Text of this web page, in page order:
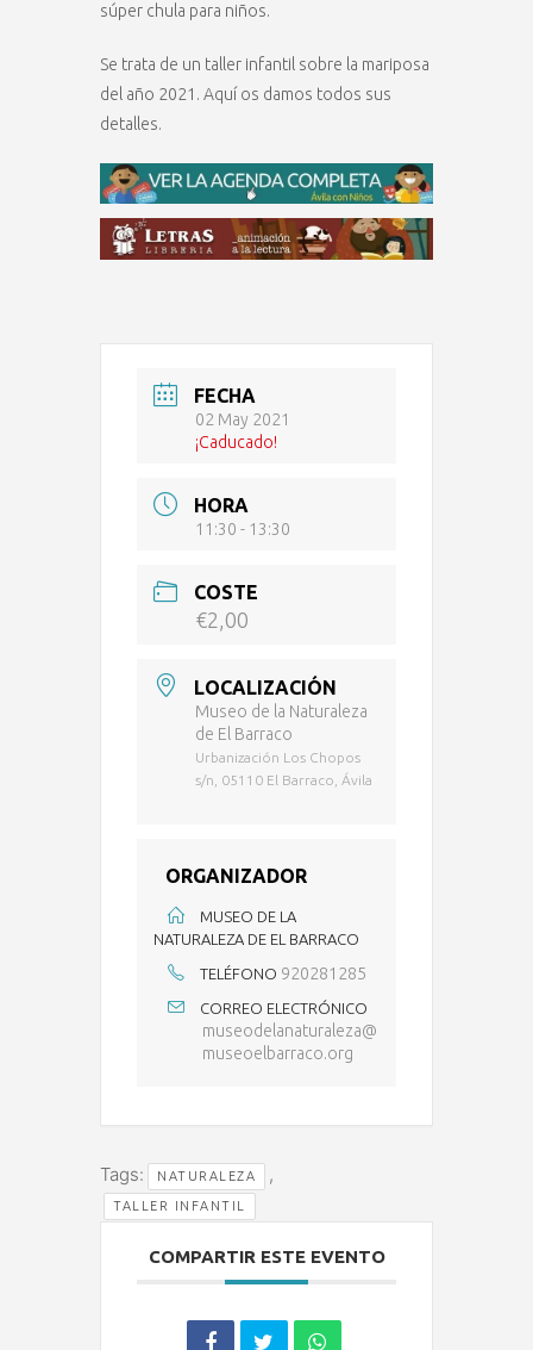
súper chula para niños.
Se trata de un taller infantil sobre la mariposa
del año 2021. Aquí os damos todos sus
detalles.
FECHA
02 May 2021
¡Caducado!
HORA
11:30 - 13:30
COSTE
€2,00
LOCALIZACIÓN
Museo de la Naturaleza
de El Barraco
Urbanización Los Chopos
s/n, 05110 El Barraco, Ávila
ORGANIZADOR
MUSEO DE LA
NATURALEZA DE EL BARRACO
TELÉFONO 920281285
CORREO ELECTRÓNICO
museodelanaturaleza@
museoelbarraco.org
Tags: NATURALEZA ,
TALLER INFANTIL
COMPARTIR ESTE EVENTO